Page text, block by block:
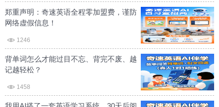
郑重声明：奇速英语全程零加盟费，谨防
网络虚假信息！
1246
背单词怎么才能过目不忘、背完不废、越
记越轻松？
1458